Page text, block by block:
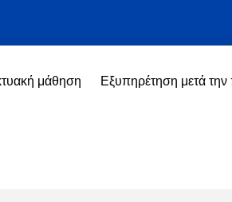
μάθηση Εξυπηρέτηση μετά